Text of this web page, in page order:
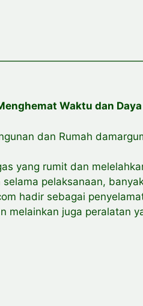
Waktu dan
dan Rumah
yang rumit dan
pelaksanaan,
hadir sebagai
melainkan juga peralatan